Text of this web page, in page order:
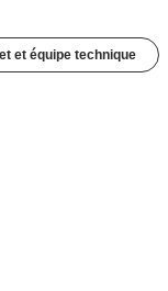
et équipe technique